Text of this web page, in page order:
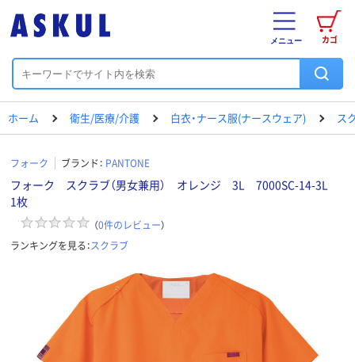
カゴ
メニュー
ホーム 衛生/医療/介護 白衣・ナース服(ナースウェア) ス
フォーク ブランド： PANTONE
フォーク スクラブ（男女兼用） オレンジ 3L 7000SC-14-3L
1枚
（0件のレビュー）
ランキングを見る：スクラブ